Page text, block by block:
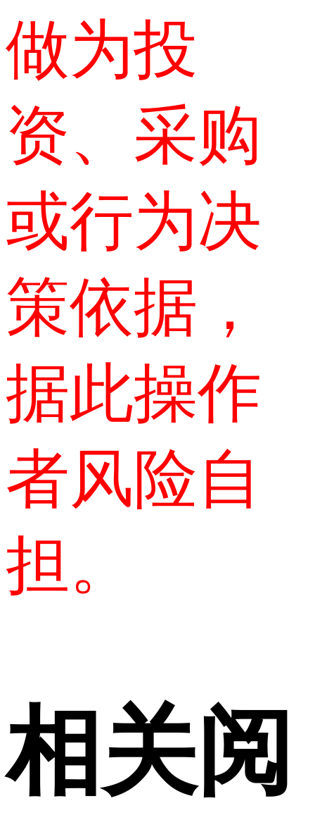
做为投
资、采购
或行为决
策依据，
据此操作
者风险自
担。
相关阅